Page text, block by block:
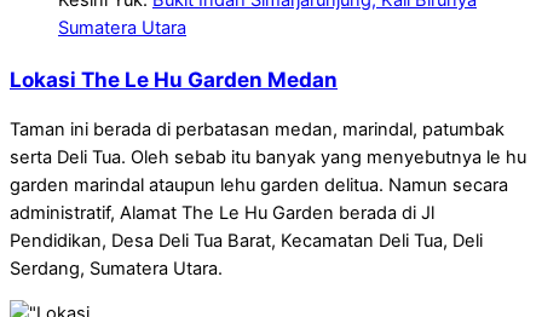
Sumatera Utara
Lokasi The Le Hu Garden Medan
Taman ini berada di perbatasan medan, marindal, patumbak
serta Deli Tua. Oleh sebab itu banyak yang menyebutnya le hu
garden marindal ataupun lehu garden delitua. Namun secara
administratif, Alamat The Le Hu Garden berada di Jl
Pendidikan, Desa Deli Tua Barat, Kecamatan Deli Tua, Deli
Serdang, Sumatera Utara.